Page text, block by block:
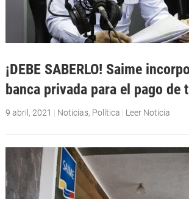
¡DEBE SABERLO! Saime
banca privada para el pago de
9 abril, 2021 | Noticias, Política | Leer Noticia